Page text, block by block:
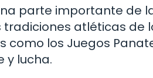
parte importante de
atléticas de
como los Juegos
y lucha.